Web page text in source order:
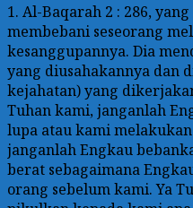
1. Al-Baqarah 2 : 286,
membebani seseorang
kesanggupannya. Dia
yang diusahakannya dan
kejahatan) yang
Tuhan kami, janganlah
lupa atau kami
janganlah Engkau
berat sebagaimana
orang sebelum kami. Ya